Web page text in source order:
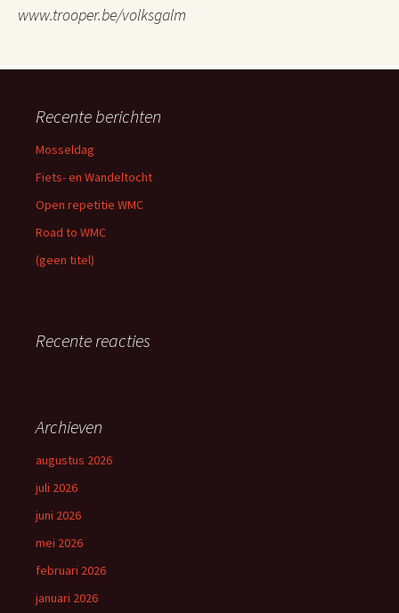
www.trooper.be/volksgalm
Recente berichten
Mosseldag
Fiets- en Wandeltocht
Open repetitie WMC
Road to WMC
(geen titel)
Recente reacties
Archieven
augustus 2026
juli 2026
juni 2026
mei 2026
februari 2026
januari 2026